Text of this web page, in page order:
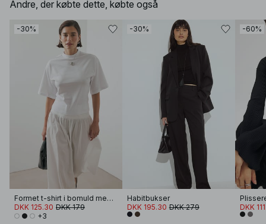
Andre, der købte dette, købte også
-30%
Formet t-shirt i bomuld med tragtformet halsudskæring
DKK 125.30 DKK 179
+3
-30%
Habitbukser
DKK 195.30 DKK 279
-60%
DKK